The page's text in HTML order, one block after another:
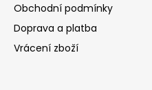
Obchodní podmínky
Doprava a platba
Vrácení zboží